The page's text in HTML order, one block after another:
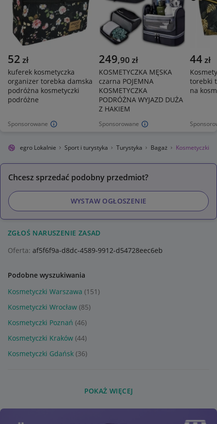
Sponsorowane
52 zł
kuferek kosmetyczka
organizer torebka damska
podróżna kosmetyczki
podróżne
Sponsorowane
249,90 zł
KOSMETYCZKA MĘSKA
czarna POJEMNA
KOSMETYCZKA
PODRÓŻNA WYJAZD DUŻA
Z HAKIEM
44 zł
torebki
na
Allegro Lokalnie Sport i turystyka Turystyka Bagaż Kosmetyczki
Chcesz sprzedać podobny przedmiot?
WYSTAW OGŁOSZENIE
ZGŁOŚ NARUSZENIE ZASAD
Oferta: af5f6f9a-d8dc-4589-9912-d54728eec6eb
Podobne wyszukiwania
Kosmetyczki Warszawa (151)
Kosmetyczki Wrocław (85)
Kosmetyczki Poznań (46)
Kosmetyczki Kraków (44)
Kosmetyczki Gdańsk (36)
POKAŻ WIĘCEJ